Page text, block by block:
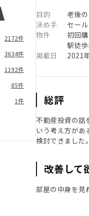
2172件
3634件
1192件
85件
1件
目的
老後
決め手
セー
物件
初回
駅徒
掲載日
2021
総評
不動産投資の話
いう考え方があ
検討できました。
改善して
部屋の中身を見